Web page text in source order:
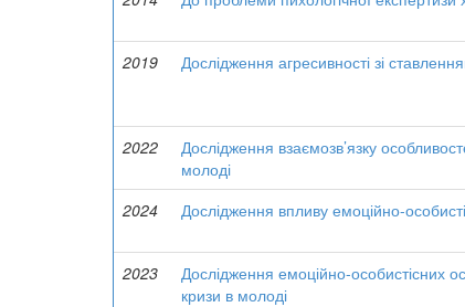
2019
Дослідження агресивності зі
2022
Дослідження взаємозв’язку
молоді
2024
Дослідження впливу емоційно-
2023
Дослідження емоційно-особистісних
кризи в молоді